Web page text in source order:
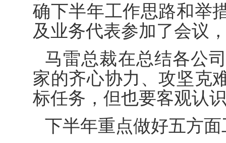
确下半年工作思路和举
及业务代表参加了会议
马雷总裁在总结各公
家的齐心协力、攻坚克
标任务，但也要客观认
下半年重点做好五方